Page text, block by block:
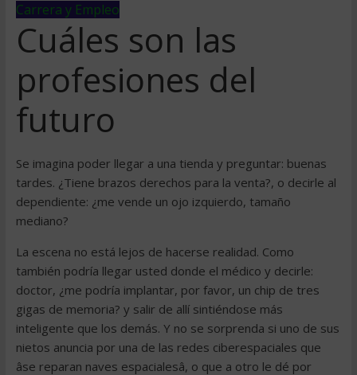
Carrera y Empleo
Cuáles son las
profesiones del
futuro
Se imagina poder llegar a una tienda y preguntar: buenas
tardes. ¿Tiene brazos derechos para la venta?, o decirle al
dependiente: ¿me vende un ojo izquierdo, tamaño
mediano?
La escena no está lejos de hacerse realidad. Como
también podría llegar usted donde el médico y decirle:
doctor, ¿me podría implantar, por favor, un chip de tres
gigas de memoria? y salir de allí sintiéndose más
inteligente que los demás. Y no se sorprenda si uno de sus
nietos anuncia por una de las redes ciberespaciales que
âse reparan naves espacialesâ, o que a otro le dé por